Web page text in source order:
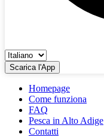
Scarica l'App
Homepage
Come funziona
FAQ
Pesca in Alto Adige
Contatti